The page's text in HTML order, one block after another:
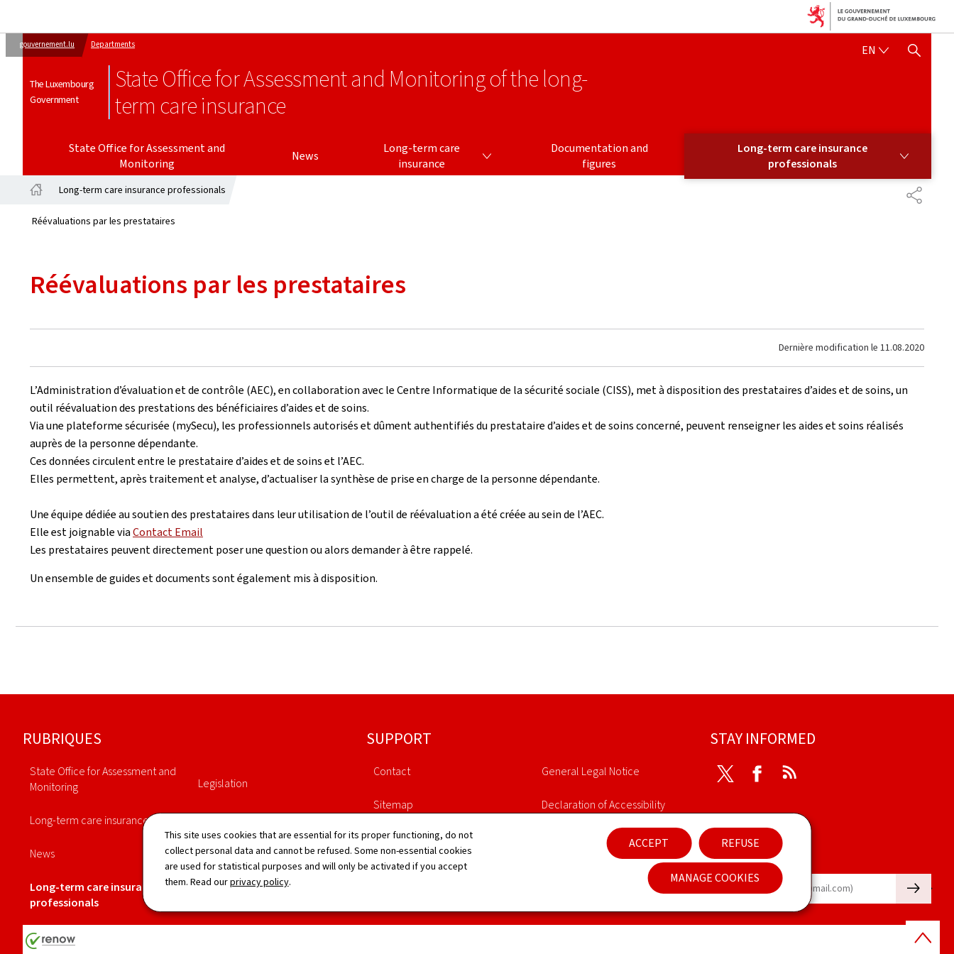
This site uses cookies that are essential for its proper functioning, do not
collect personal data and cannot be refused. Some non-essential cookies
are used for statistical purposes and will only be activated if you accept
them. Read ourprivacy policy.
ACCEPT REFUSE
MANAGE COOKIES
gouvernement.lu Departments
The Luxembourg
Government
State Office for Assessment and Monitoring of the long-
term care insurance
EN ENGLISH
SHOW HIDE SEARCH
State Office for Assessment and
Monitoring
News
Long-term care
insurance
Documentation and
figures
Long-term care insurance
professionals
Long-term care insurance professionals
Réévaluations par les prestataires
Réévaluations par les prestataires
Dernière modification le 11.08.2020
L’Administration d’évaluation et de contrôle (AEC), en collaboration avec le Centre Informatique de la sécurité sociale (CISS), met à disposition des prestataires d’aides et de soins, un
outil réévaluation des prestations des bénéficiaires d’aides et de soins.
Via une plateforme sécurisée (mySecu), les professionnels autorisés et dûment authentifiés du prestataire d’aides et de soins concerné, peuvent renseigner les aides et soins réalisés
auprès de la personne dépendante.
Ces données circulent entre le prestataire d’aides et de soins et l’AEC.
Elles permettent, après traitement et analyse, d’actualiser la synthèse de prise en charge de la personne dépendante.
Une équipe dédiée au soutien des prestataires dans leur utilisation de l’outil de réévaluation a été créée au sein de l’AEC.
Elle est joignable viaContact Email
Les prestataires peuvent directement poser une question ou alors demander à être rappelé.
Un ensemble de guides et documents sont également mis à disposition.
Footer
RUBRIQUES
State Office for Assessment and
Monitoring
Long-term care insurance
News
Long-term care insurance
professionals
Legislation
Annuaire
Statistiques
SUPPORT
Contact
Sitemap
About this site
General Legal Notice
Declaration of Accessibility
Cookies management
STAY INFORMED
Twitter Facebook
Newsletter
🡒
Back
to